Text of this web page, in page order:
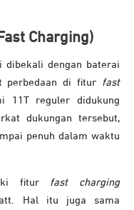
Charging)
dibekali dengan baterai
perbedaan di fitur fast
11T reguler didukung
dukungan tersebut,
penuh dalam waktu
fitur fast charging
Hal itu juga sama